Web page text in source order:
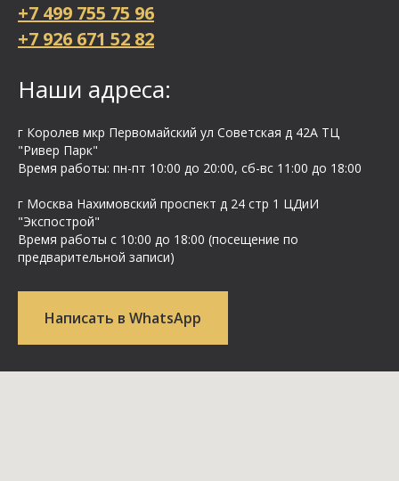
+7 499 755 75 96
+7 926 671 52 82
Наши адреса:
г Королев мкр Первомайский ул Cоветская д 42А ТЦ
"Ривер Парк"
Время работы: пн-пт 10:00 до 20:00, сб-вс 11:00 до 18:00
г Москва Нахимовский проспект д 24 стр 1 ЦДиИ
"Экспострой"
Время работы с 10:00 до 18:00 (посещение по
предварительной записи)
Написать в WhatsApp